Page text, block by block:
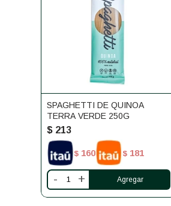
SPAGHETTI DE QUINOA
TERRA VERDE 250G
$ 213
$ 160 $ 181
- +